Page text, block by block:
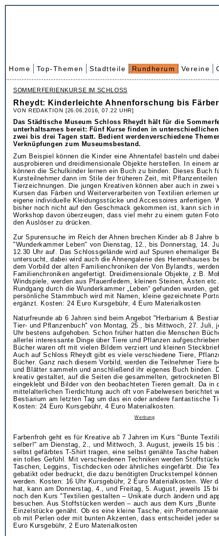
Home Top-Themen Stadtteile Rundherum Vereine
SOMMERFERIENKURSE IM SCHLOSS
Rheydt: Kinderleichte Ahnenforschung bis
VON REDAKTION [26.06.2016, 07.22 UHR]
Das Städtische Museum Schloss Rheydt hält für die
unterhaltsames bereit: Fünf Kurse finden in
zwei bis drei Tagen statt. Bedient werdenverschiedene
Verknüpfungen zum Museumsbestand.
Zum Beispiel können die Kinder eine Ahnentafel basteln und
ausprobieren und dreidimensionale Objekte herstellen. In einem
können die Schulkinder lernen ein Buch zu binden. Dieses Buch
Kursteilnehmer dann im Stile der früheren Zeit, mit Pflanzenteilen
Tierzeichnungen. Die jungen Kreativen können aber auch in zwei
Kursen das Färben und Weiterverarbeiten von Textilien erlernen
eigene individuelle Kleidungsstücke und Accessoires anfertigen.
bisher noch nicht auf den Geschmack gekommen ist, kann sich
Workshop davon überzeugen, dass viel mehr zu einem guten
den Auslöser zu drücken.
Zur Spurensuche im Reich der Ahnen brechen Kinder ab 8 Jahre
"Wunderkammer Leben" von Dienstag, 12., bis Donnerstag, 14.
12.30 Uhr auf. Das Schlossgelände wird auf Spuren ehemaliger
untersucht, dabei wird auch die Ahnengalerie des Herrenhauses
dem Vorbild der alten Familienchroniken der Von Bylandts,
Familienchroniken angefertigt. Dreidimensionale Objekte, z.B.
Windspiele, werden aus Pfauenfedern, kleinen Steinen, Ästen
Rundgang durch die Wunderkammer „Leben“ gefunden wurden,
persönliche Stammbuch wird mit Namen, kleine gezeichnete
ergänzt. Kosten: 24 Euro Kursgebühr, 4 Euro Materialkosten
Naturfreunde ab 6 Jahren sind beim Angebot "Herbarium &
Tier- und Pflanzenbuch" von Montag, 25., bis Mittwoch, 27. Juli,
Uhr bestens aufgehoben. Schon früher hatten die Menschen
allerlei interessante Dinge über Tiere und Pflanzen
Bücher waren oft mit vielen Bildern verziert und kleinen
Auch auf Schloss Rheydt gibt es viele verschiedene Tiere,
Bücher. Ganz nach diesem Vorbild, werden die Teilnehmer Tiere
und Blätter sammeln und anschließend ihr eigenes Buch binden.
kreativ gestaltet, auf die Seiten die gesammelten, getrockneten
eingeklebt und Bilder von den beobachteten Tieren gemalt. Da in
mittelalterlichen Tierdichtung auch oft von Fabelwesen berichtet
Bestiarium am letzten Tag um das ein oder andere fantastische
Kosten: 24 Euro Kursgebühr, 4 Euro Materialkosten.
Werbung
Farbenfroh geht es für Kreative ab 7 Jahren im Kurs "Bunte
selber!" am Dienstag, 2., und Mittwoch, 3. August, jeweils 15 bis
selbst gefärbtes T-Shirt tragen, eine selbst genähte Tasche
ein tolles Gefühl. Mit verschiedenen Techniken werden
Taschen, Leggins, Tischdecken oder ähnliches eingefärbt. Die
gebatikt oder bedruckt, die dazu benötigten Druckstempel
werden. Kosten: 16 Uhr Kursgebühr, 2 Euro Materialkosten. Wer
hat, kann am Donnerstag, 4., und Freitag, 5. August, jeweils 15
noch den Kurs "Textilien gestalten – Unikate durch ändern und
besuchen. Aus Stoffstücken werden – auch aus dem Kurs „Bunte
Einzelstücke genäht. Ob es eine kleine Tasche, ein
ob mit Perlen oder mit bunten Akzenten, dass entscheidet jeder
Euro Kursgebühr, 2 Euro Materialkosten